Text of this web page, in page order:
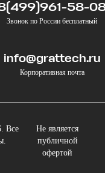
58-
Звонок по России бесплатный
info@grattech.ru
Корпоративная почта
Все
Не является
публичной
офертой